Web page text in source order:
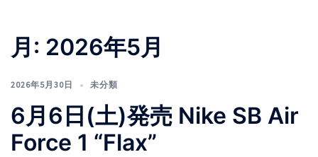
ー
月: 2026年5月
2026年5月30日 未分類
6月6日(土)発売 Nike SB Air
Force 1 “Flax”